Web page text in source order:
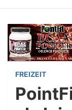
FREIZEIT